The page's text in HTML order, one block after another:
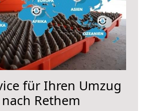
für Ihren Umzug
Rethem